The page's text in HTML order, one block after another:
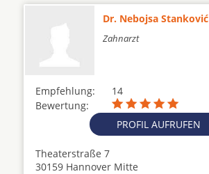
Dr. Nebojsa Stanković
Zahnarzt
Empfehlung:
14
Bewertung:
PROFIL AUFRUFEN
Theaterstraße 7
30159 Hannover Mitte